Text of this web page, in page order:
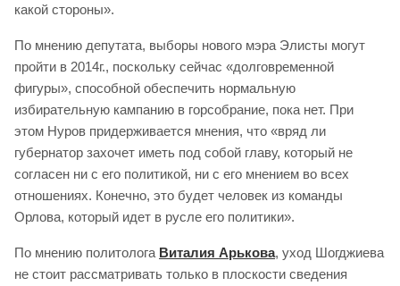
какой стороны».
По мнению депутата, выборы нового мэра Элисты могут
пройти в 2014г., поскольку сейчас «долговременной
фигуры», способной обеспечить нормальную
избирательную кампанию в горсобрание, пока нет. При
этом Нуров придерживается мнения, что «вряд ли
губернатор захочет иметь под собой главу, который не
согласен ни с его политикой, ни с его мнением во всех
отношениях. Конечно, это будет человек из команды
Орлова, который идет в русле его политики».
По мнению политолога Виталия Арькова, уход Шогджиева
не стоит рассматривать только в плоскости сведения